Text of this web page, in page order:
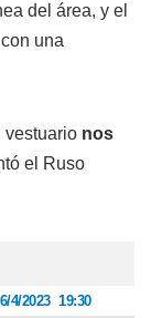
del área, y el
una
vestuario nos
el Ruso